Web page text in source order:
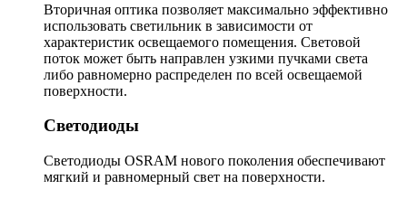
Вторичная оптика позволяет максимально эффективно
использовать светильник в зависимости от
характеристик освещаемого помещения. Световой
поток может быть направлен узкими пучками света
либо равномерно распределен по всей освещаемой
поверхности.
Светодиоды
Светодиоды OSRAM нового поколения обеспечивают
мягкий и равномерный свет на поверхности.